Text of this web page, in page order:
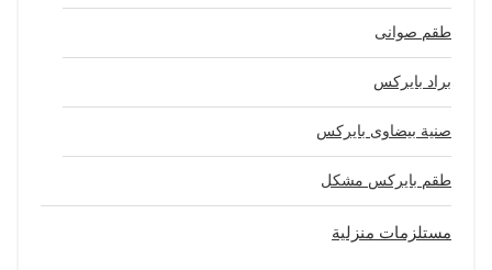
طقم صوانى
براد بايركس
صنية بيضاوى بايركس
طقم بايركس مشكل
مستلزمات منزلية